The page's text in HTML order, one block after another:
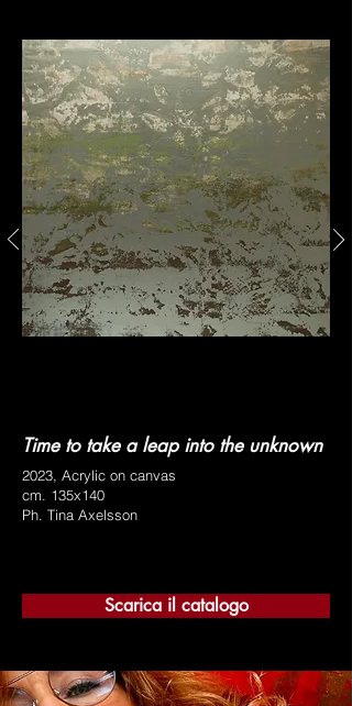
Time to take a leap into the unknown
2023, Acrylic on canvas
cm. 135x140
Ph. Tina Axelsson
Scarica il catalogo